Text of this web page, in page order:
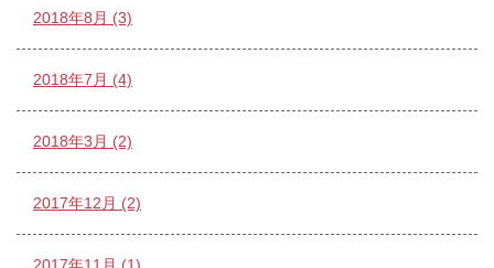
2018年8月 (3)
2018年7月 (4)
2018年3月 (2)
2017年12月 (2)